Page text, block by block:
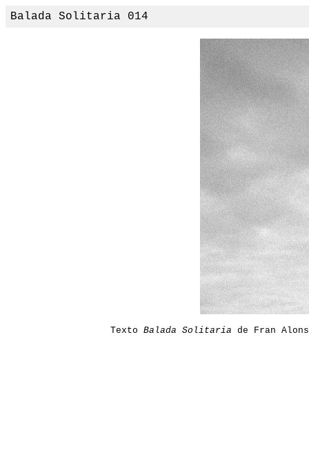
Balada Solitaria 014
Texto Balada Solitaria de Fran